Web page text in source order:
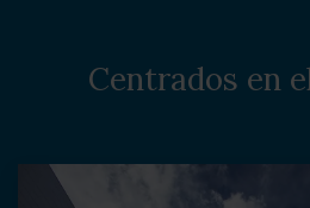
Centrados en